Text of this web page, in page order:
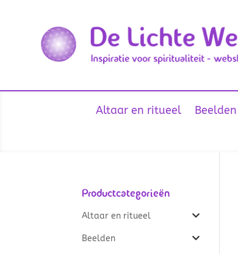
Altaar en ritueel Beelden
Productcategorieën
Altaar en ritueel
Beelden